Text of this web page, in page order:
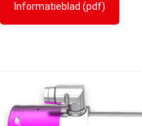
Informatieblad (pdf)